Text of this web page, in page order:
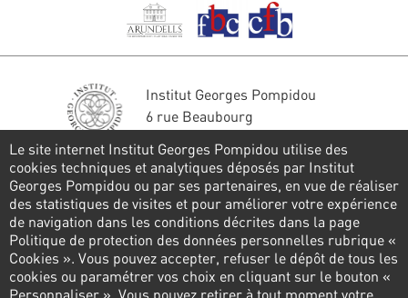
Institut Georges Pompidou
6 rue Beaubourg
Tél. : 01 44 78 41 22
Stay in touch
CONTACT FORM
Follow us
Le site internet Institut Georges Pompidou utilise des
cookies techniques et analytiques déposés par Institut
Georges Pompidou ou par ses partenaires, en vue de réaliser
des statistiques de visites et pour améliorer votre expérience
de navigation dans les conditions décrites dans la page
Politique de protection des données personnelles rubrique «
Cookies ». Vous pouvez accepter, refuser le dépôt de tous les
cookies ou paramétrer vos choix en cliquant sur le bouton «
Personnaliser ». Vous pouvez retirer à tout moment votre